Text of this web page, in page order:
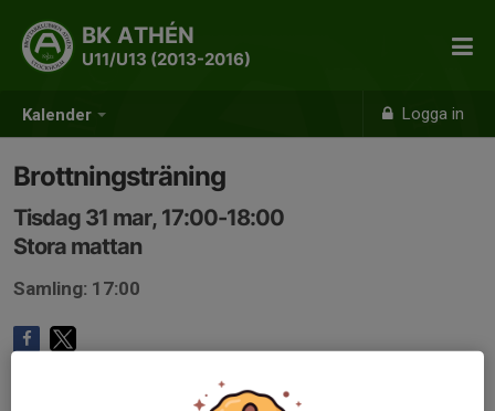
Kalender Logga in
BK ATHÉN
U11/U13 (2013-2016)
Brottningsträning
Tisdag 31 mar, 17:00-18:00
Stora mattan
Samling: 17:00